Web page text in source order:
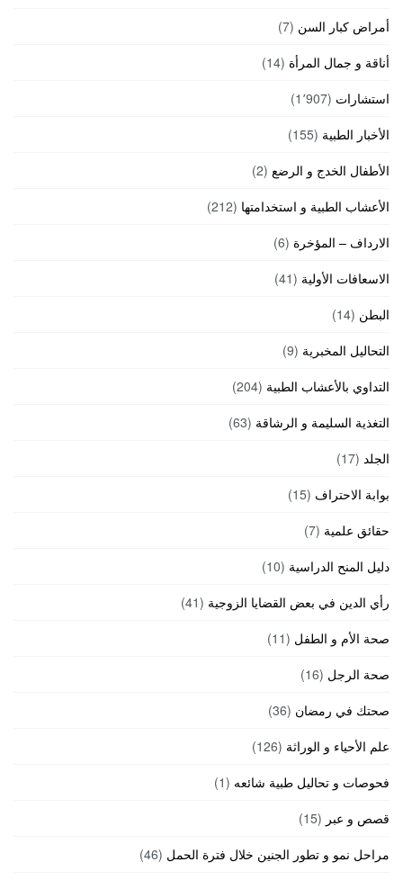
أمراض كبار السن (7)
أناقة و جمال المرأة (14)
استشارات (1٬907)
الأخبار الطبية (155)
الأطفال الخدج و الرضع (2)
الأعشاب الطبية و استخدامتها (212)
الارداف – المؤخرة (6)
الاسعافات الأولية (41)
البطن (14)
التحاليل المخبرية (9)
التداوي بالأعشاب الطبية (204)
التغذية السليمة و الرشاقة (63)
الجلد (17)
بوابة الاحتراف (15)
حقائق علمية (7)
دليل المنح الدراسية (10)
رأي الدين في بعض القضايا الزوجية (41)
صحة الأم و الطفل (11)
صحة الرجل (16)
صحتك في رمضان (36)
علم الأحياء و الوراثة (126)
فحوصات و تحاليل طبية شائعه (1)
قصص و عبر (15)
مراحل نمو و تطور الجنين خلال فترة الحمل (46)